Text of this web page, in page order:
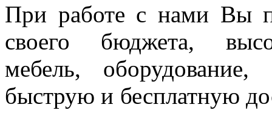
При работе с нами Вы
своего бюджета,
мебель,
быструю и бесплатную